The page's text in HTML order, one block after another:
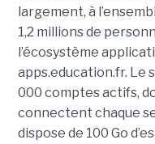
largement, à
1,2 millions de
l’écosystème
apps.education.fr. Le
000 comptes actifs,
connectent chaque
dispose de 100 Go